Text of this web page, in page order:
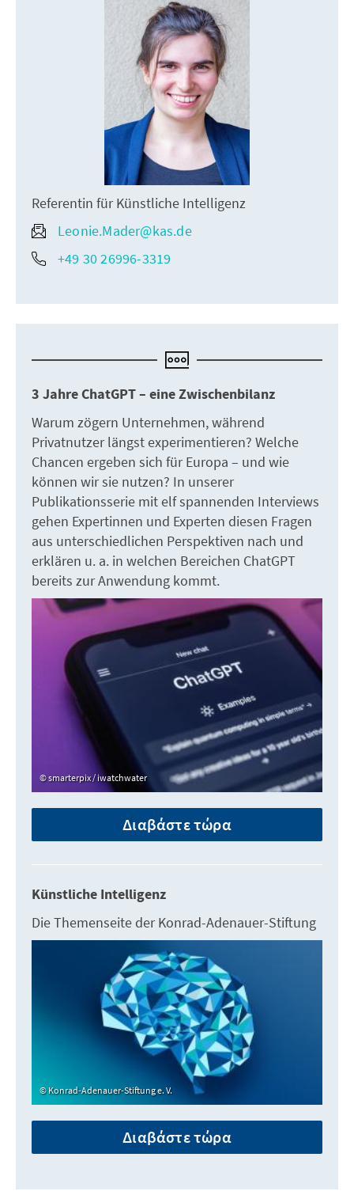
Referentin für Künstliche Intelligenz
Leonie.Mader@kas.de
+49 30 26996-3319
3 Jahre ChatGPT – eine Zwischenbilanz
Warum zögern Unternehmen, während
Privatnutzer längst experimentieren? Welche
Chancen ergeben sich für Europa – und wie
können wir sie nutzen? In unserer
Publikationsserie mit elf spannenden Interviews
gehen Expertinnen und Experten diesen Fragen
aus unterschiedlichen Perspektiven nach und
erklären u. a. in welchen Bereichen ChatGPT
bereits zur Anwendung kommt.
smarterpix / iwatchwater
Διαβάστε τώρα
Künstliche Intelligenz
Die Themenseite der Konrad-Adenauer-Stiftung
Konrad-Adenauer-Stiftung e. V.
Διαβάστε τώρα